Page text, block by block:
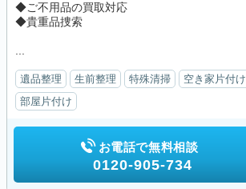
◆ご不用品の買取対応
◆貴重品捜索
遺品整理 生前整理 特殊清掃 空き家片付け
部屋片付け
お電話で無料相談
0120-905-734